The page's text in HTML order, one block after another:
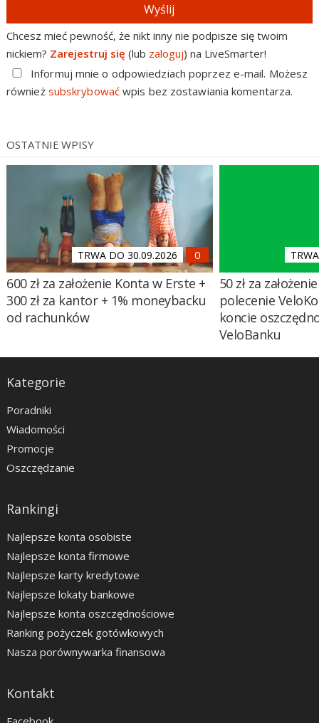
Wyślij
Chcesz mieć pewność, że nikt inny nie podpisze się twoim
nickiem? Zarejestruj się (lub zaloguj) na LiveSmarter!
Informuj mnie o odpowiedziach poprzez e-mail. Możesz
również subskrybowaćwpis bez zostawiania komentarza.
OSTATNIE WPISY
TRWA DO 30.09.2026
600 zł za założenie Konta w Erste +
300 zł za kantor + 1% moneybacku
od rachunków
50 zł za
polecenie
koncie
VeloBanku
Kategorie
Poradniki
Wiadomości
Promocje
Oszczędzanie
Rankingi
Najlepsze konta osobiste
Najlepsze konta firmowe
Najlepsze karty kredytowe
Najlepsze lokaty bankowe
Najlepsze konta oszczędnościowe
Ranking pożyczek gotówkowych
Nasza porównywarka finansowa
Kontakt